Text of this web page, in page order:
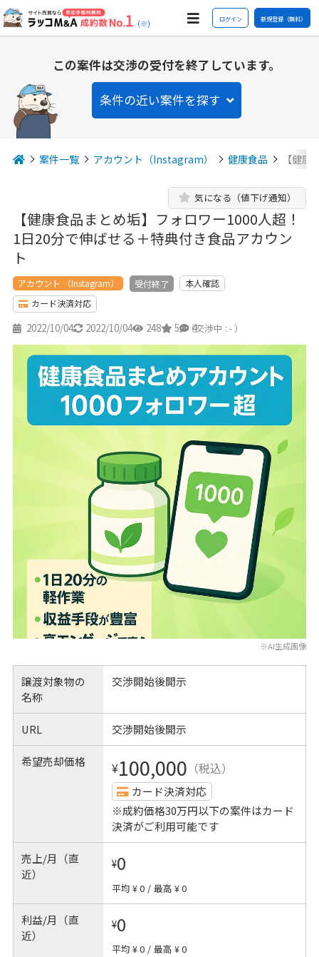
(※) ログイン 新規登録（無料）
この案件は交渉の受付を終了しています。
条件の近い案件を探す
案件一覧 アカウント（Instagram） 健康食品 【健
【健康食品まとめ垢】フォロワー1000人超！
1日20分で伸ばせる＋特典付き食品アカウン
ト
気になる（値下げ通知）
アカウント （Instagram） 受付終了
本人確認
カード決済対応
2022/10/04 2022/10/04 248 5 4
（交渉中 : - ）
※AI生成画像
譲渡対象物の
名称
交渉開始後開示
URL 交渉開始後開示
希望売却価格 ¥100,000 （税込）
カード決済対応
※成約価格30万円以下の案件はカード
決済がご利用可能です
売上/月（直
近）
¥0
平均 ¥ 0 / 最高 ¥ 0
利益/月（直
近）
¥0
平均 ¥ 0 / 最高 ¥ 0